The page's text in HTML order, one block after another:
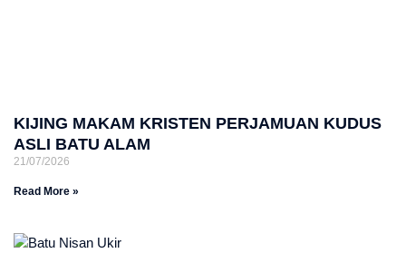
KIJING MAKAM KRISTEN PERJAMUAN KUDUS
ASLI BATU ALAM
21/07/2026
Read More »